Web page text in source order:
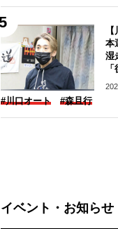
本
湿
る
#川口オート #森且行
イベント・お知らせ